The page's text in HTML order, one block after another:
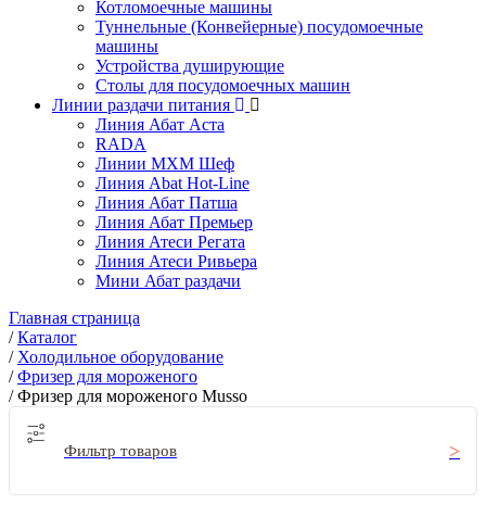
Котломоечные машины
Туннельные (Конвейерные) посудомоечные
машины
Устройства душирующие
Столы для посудомоечных машин
Линии раздачи питания
Линия Абат Аста
RADA
Линии МХМ Шеф
Линия Abat Hot-Line
Линия Абат Патша
Линия Абат Премьер
Линия Атеси Регата
Линия Атеси Ривьера
Мини Абат раздачи
Главная страница
/Каталог
/ Холодильное оборудование
/Фризер для мороженого
/Фризер для мороженого Musso
Фильтр товаров